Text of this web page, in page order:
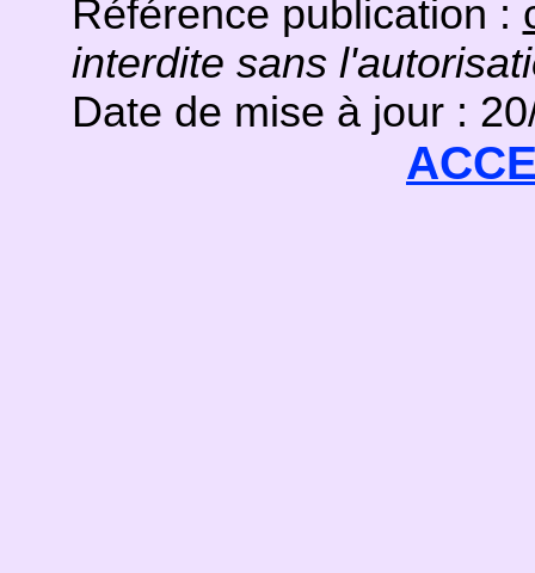
Référence publication :
interdite sans
Date de mise à jour :